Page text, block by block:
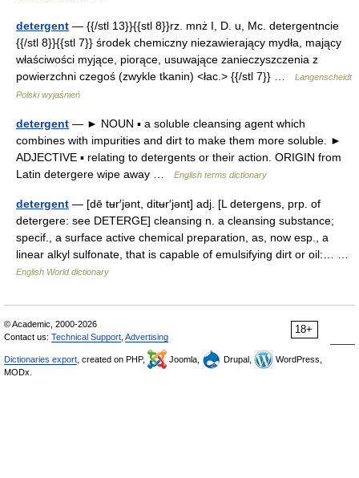
detergent — {{/stl 13}}{{stl 8}}rz. mnż I, D. u, Mc. detergentncie
{{/stl 8}}{{stl 7}} środek chemiczny niezawierający mydła, mający
właściwości myjące, piorące, usuwające zanieczyszczenia z
powierzchni czegoś (zwykle tkanin) <łac.> {{/stl 7}} …
Langenscheidt
Polski wyjaśnień
detergent — ► NOUN ▪ a soluble cleansing agent which
combines with impurities and dirt to make them more soluble. ►
ADJECTIVE ▪ relating to detergents or their action. ORIGIN from
Latin detergere wipe away …
English terms dictionary
detergent — [dē tʉr′jənt, ditʉr′jənt] adj. [L detergens, prp. of
detergere: see DETERGE] cleansing n. a cleansing substance;
specif., a surface active chemical preparation, as, now esp., a
linear alkyl sulfonate, that is capable of emulsifying dirt or oil:… …
English World dictionary
18+
© Academic, 2000-2026
Contact us: Technical Support Advertising
Dictionaries export , created on PHP, Joomla, Drupal,
WordPress,
MODx.